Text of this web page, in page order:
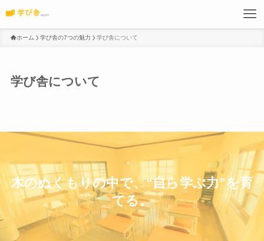
ホーム 学び舎の7つの魅力 学び舎について
学び舎について
木のぬくもりの中で、“自ら学ぶ力”を育
てる。